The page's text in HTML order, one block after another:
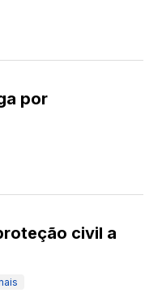
por
civil a